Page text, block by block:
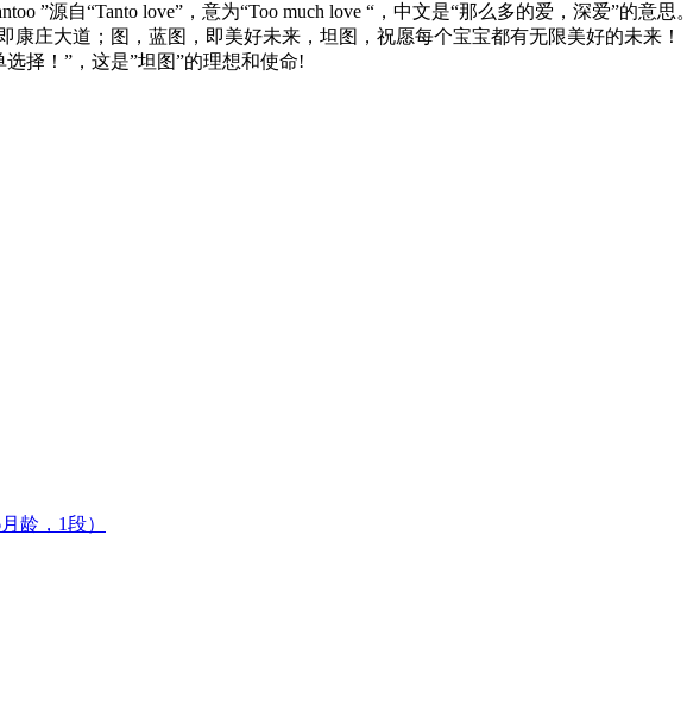
”源自“Tanto love”，意为“Too much love “，中文是“那么多的爱，深爱”的意思。
大道；图，蓝图，即美好未来，坦图，祝愿每个宝宝都有无限美好的未来！
！”，这是”坦图”的理想和使命!
龄，1段）